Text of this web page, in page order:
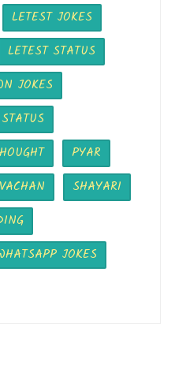
LETEST JOKES
LETEST STATUS
JOKES
PYAR
SHAYARI
JOKES